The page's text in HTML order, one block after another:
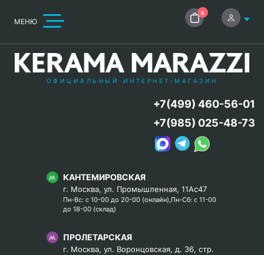
МЕНЮ
0
ОФИЦИАЛЬНЫЙ ИНТЕРНЕТ-МАГАЗИН
КАНТЕМИРОВСКАЯ
г. Москва, ул. Промышленная, 11Ас47
Пн-Вс: с 10-00 до 20-00 (онлайн),Пн-Сб: с 11-00
до 18-00 (склад)
ПРОЛЕТАРСКАЯ
г. Москва, ул. Воронцовская, д. 36, стр.
+7(499) 460-56-01
+7(985) 025-48-73